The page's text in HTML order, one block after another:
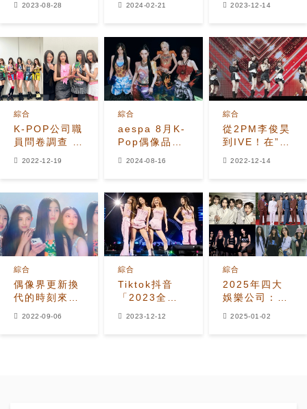
括美國
Billboard排
名1位
2023-08-28
進入了圈內榜
單
2024-02-21
作！NCT
127、Stray
Kids也將展現
特別舞台
2023-12-14
K-POP公司職
員問卷調查 :
是”最佳新人”
綜合
2022-12-19
aespa 8月K-
Pop偶像品牌
出前30名
綜合
2024-08-16
從2PM李俊昊
到IVE！在”
成為四冠王
綜合
2022-12-14
偶像界更新換
代的時刻來
綜合
2022-09-06
Tiktok抖音
「2023全球
綜合
2023-12-12
2025年四大
娛樂公司：
綜合
2025-01-02